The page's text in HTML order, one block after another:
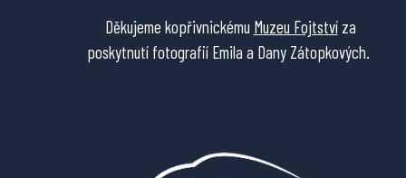
Děkujeme kopřivnickému Muzeu Fojtstvíza
poskytnutí fotografií Emila a Dany Zátopkových.